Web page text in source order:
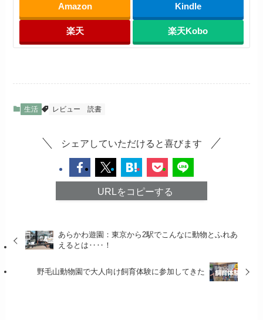
Amazon Kindle
楽天 楽天Kobo
生活 レビュー 読書
シェアしていただけると喜びます
URLをコピーする
あらかわ遊園：東京から2駅でこんなに動物とふれあ
えるとは‥‥！
野毛山動物園で大人向け飼育体験に参加してきた